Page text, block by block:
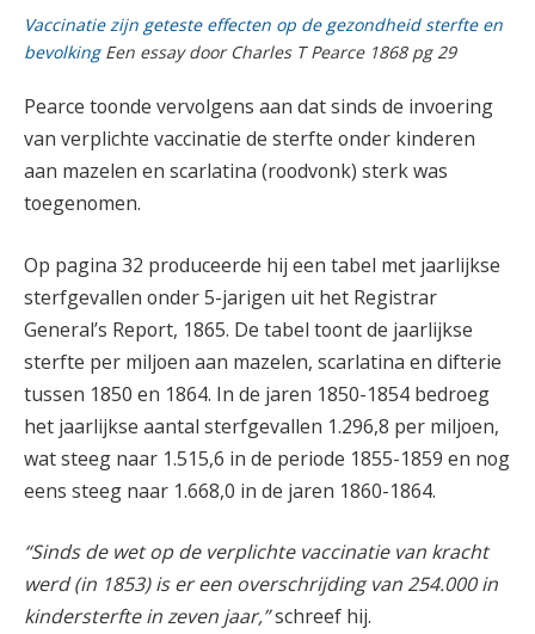
Vaccinatie zijn geteste effecten op de gezondheid sterfte en
bevolkingEen essay door Charles T Pearce 1868 pg 29
Pearce toonde vervolgens aan dat sinds de invoering
van verplichte vaccinatie de sterfte onder kinderen
aan mazelen en scarlatina (roodvonk) sterk was
toegenomen.
Op pagina 32 produceerde hij een tabel met jaarlijkse
sterfgevallen onder 5-jarigen uit het Registrar
General’s Report, 1865. De tabel toont de jaarlijkse
sterfte per miljoen aan mazelen, scarlatina en difterie
tussen 1850 en 1864. In de jaren 1850-1854 bedroeg
het jaarlijkse aantal sterfgevallen 1.296,8 per miljoen,
wat steeg naar 1.515,6 in de periode 1855-1859 en nog
eens steeg naar 1.668,0 in de jaren 1860-1864.
“Sinds de wet op de verplichte vaccinatie van kracht
werd (in 1853) is er een overschrijding van 254.000 in
kindersterfte in zeven jaar,”schreef hij.